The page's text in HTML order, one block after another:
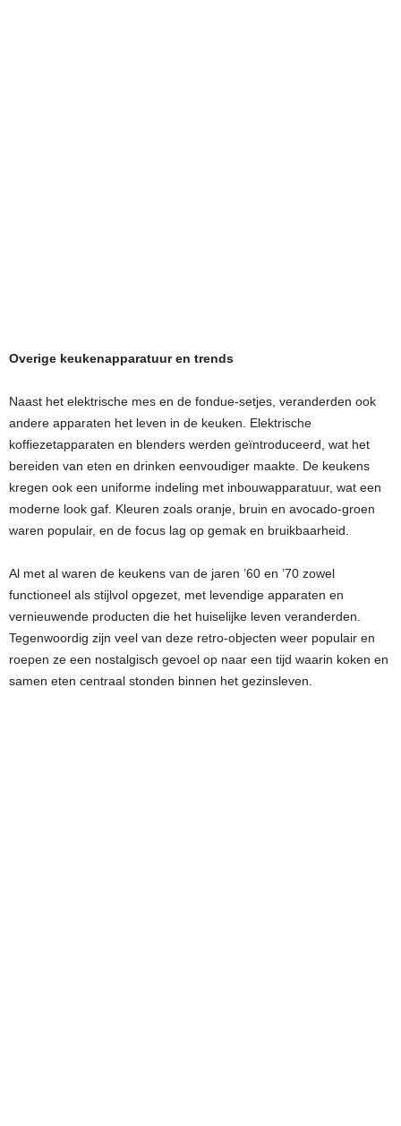
Overige keukenapparatuur en trends
Naast het elektrische mes en de fondue-setjes, veranderden ook
andere apparaten het leven in de keuken. Elektrische
koffiezetapparaten en blenders werden geïntroduceerd, wat het
bereiden van eten en drinken eenvoudiger maakte. De keukens
kregen ook een uniforme indeling met inbouwapparatuur, wat een
moderne look gaf. Kleuren zoals oranje, bruin en avocado-groen
waren populair, en de focus lag op gemak en bruikbaarheid.
Al met al waren de keukens van de jaren ’60 en ’70 zowel
functioneel als stijlvol opgezet, met levendige apparaten en
vernieuwende producten die het huiselijke leven veranderden.
Tegenwoordig zijn veel van deze retro-objecten weer populair en
roepen ze een nostalgisch gevoel op naar een tijd waarin koken en
samen eten centraal stonden binnen het gezinsleven.